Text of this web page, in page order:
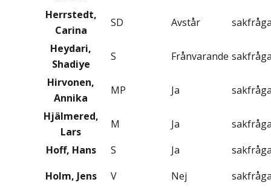
Herrstedt,
Carina
SD Avstår
Heydari,
Shadiye
S Frånvarande
Hirvonen,
Annika
MP Ja
Hjälmered,
Lars
M Ja
Hoff, Hans
S Ja
Holm, Jens
V Nej